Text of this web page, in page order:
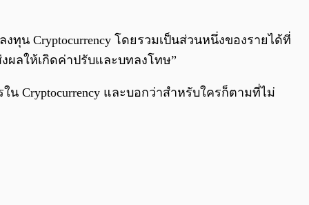
น Cryptocurrency โดยรวมเป็นส่วนหนึ่งของรายได้ที่
ผลให้เกิดค่าปรับและบทลงโทษ”
Cryptocurrency และบอกว่าสำหรับใครก็ตามที่ไม่